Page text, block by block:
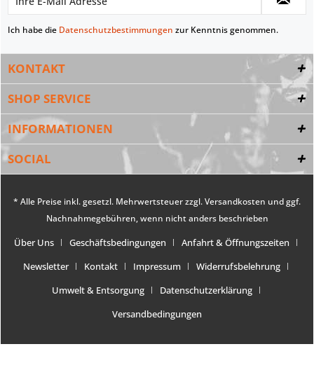
Ich habe die Datenschutzbestimmungen zur Kenntnis genommen.
KONTAKT
SHOP SERVICE
INFORMATIONEN
SOCIAL
* Alle Preise inkl. gesetzl. Mehrwertsteuer zzgl.Versandkosten und ggf.
Nachnahmegebühren, wenn nicht anders beschrieben
Über Uns Geschäftsbedingungen
Anfahrt & Öffnungszeiten
Newsletter
Kontakt Impressum
Widerrufsbelehrung
Umwelt & Entsorgung
Datenschutzerklärung
Versandbedingungen